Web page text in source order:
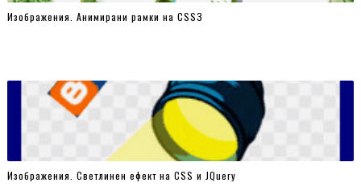
.gallery a:nth-child(10) img {
}
.gallery a:nth-child(11) img {
-moz-transform: rotate(25deg);
-webkit-transform: rotate(25deg);
transform: rotate(25deg);
Изображения. Анимирани рамки на CSSЗ
Изображения. Светлинен ефект на CSS и JQuery